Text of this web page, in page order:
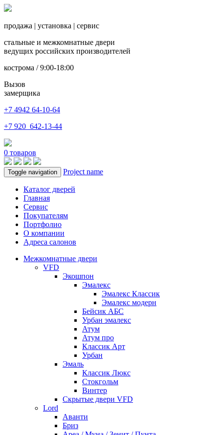
продажа | установка | сервис
стальные и межкомнатные двери
ведущих российских производителей
кострома / 9:00-18:00
Вызов
замерщика
+7 4942 64-10-64
+7 920 642-13-44
0 товаров
Toggle navigation Project name
Каталог дверей
Главная
Сервис
Покупателям
Портфолио
О компании
Адреса салонов
Межкомнатные двери
VFD
Экошпон
Эмалекс
Эмалекс Классик
Эмалекс модерн
Бейсик АБС
Урбан эмалекс
Атум
Атум про
Классик Арт
Урбан
Эмаль
Классик Люкс
Стокгольм
Винтер
Скрытые двери VFD
Lord
Аванти
Бриз